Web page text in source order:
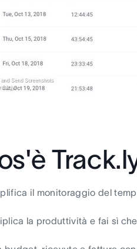
il monitoraggio del
la produttività e fai sì